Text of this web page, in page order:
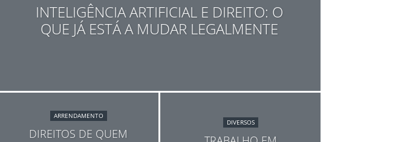
INTELIGÊNCIA ARTIFICIAL E DIREITO: O
QUE JÁ ESTÁ A MUDAR LEGALMENTE
ARRENDAMENTO
DIREITOS DE QUEM
DIVERSOS